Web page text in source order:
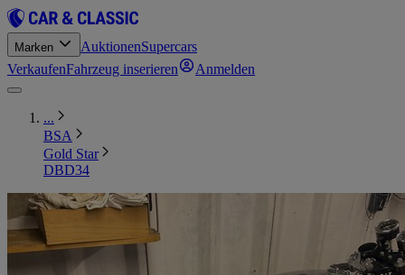
Marken AuktionenSupercars
VerkaufenFahrzeug inserieren Anmelden
...
BSA
Gold Star
DBD34